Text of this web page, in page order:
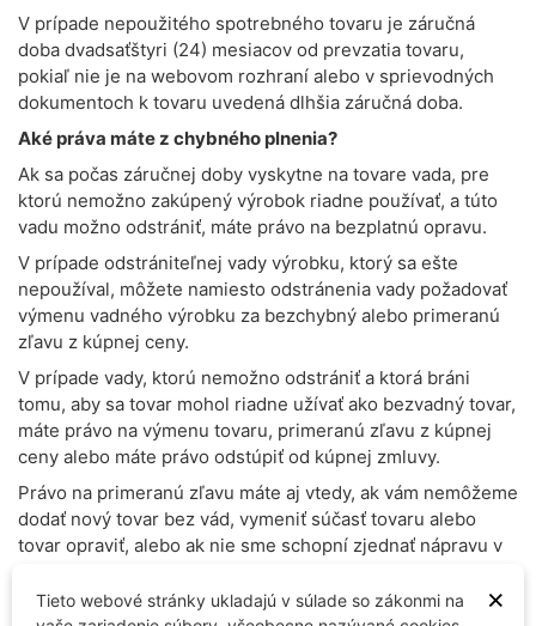
V prípade nepoužitého spotrebného tovaru je záručná
doba dvadsaťštyri (24) mesiacov od prevzatia tovaru,
pokiaľ nie je na webovom rozhraní alebo v sprievodných
dokumentoch k tovaru uvedená dlhšia záručná doba.
Aké práva máte z chybného plnenia?
Ak sa počas záručnej doby vyskytne na tovare vada, pre
ktorú nemožno zakúpený výrobok riadne používať, a túto
vadu možno odstrániť, máte právo na bezplatnú opravu.
V prípade odstrániteľnej vady výrobku, ktorý sa ešte
nepoužíval, môžete namiesto odstránenia vady požadovať
výmenu vadného výrobku za bezchybný alebo primeranú
zľavu z kúpnej ceny.
V prípade vady, ktorú nemožno odstrániť a ktorá bráni
tomu, aby sa tovar mohol riadne užívať ako bezvadný tovar,
máte právo na výmenu tovaru, primeranú zľavu z kúpnej
ceny alebo máte právo odstúpiť od kúpnej zmluvy.
Právo na primeranú zľavu máte aj vtedy, ak vám nemôžeme
dodať nový tovar bez vád, vymeniť súčasť tovaru alebo
tovar opraviť, alebo ak nie sme schopní zjednať nápravu v
spôsobilo značné ťažkosti.
×
Tieto webové stránky ukladajú v súlade so zákonmi na